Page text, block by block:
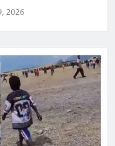
2026